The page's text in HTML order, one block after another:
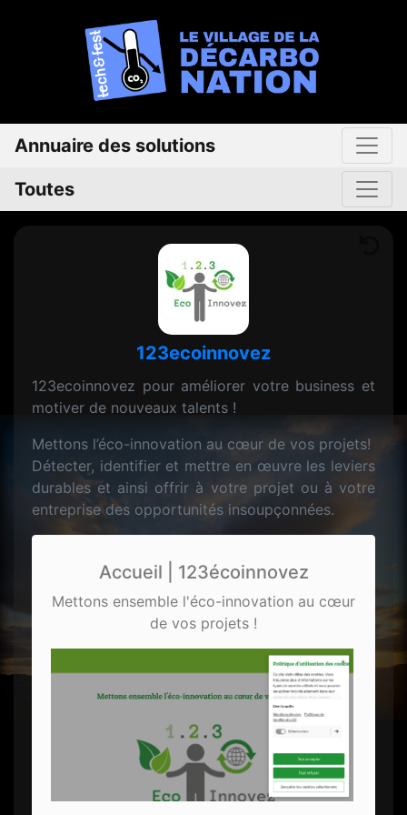
Annuaire des solutions
Toutes
123ecoinnovez
123ecoinnovez pour améliorer votre business et
motiver de nouveaux talents !
Mettons l’éco-innovation au cœur de vos projets!
Détecter, identifier et mettre en œuvre les leviers
durables et ainsi offrir à votre projet ou à votre
entreprise des opportunités insoupçonnées.
Accueil | 123écoinnovez
Mettons ensemble l'éco-innovation au cœur
de vos projets !